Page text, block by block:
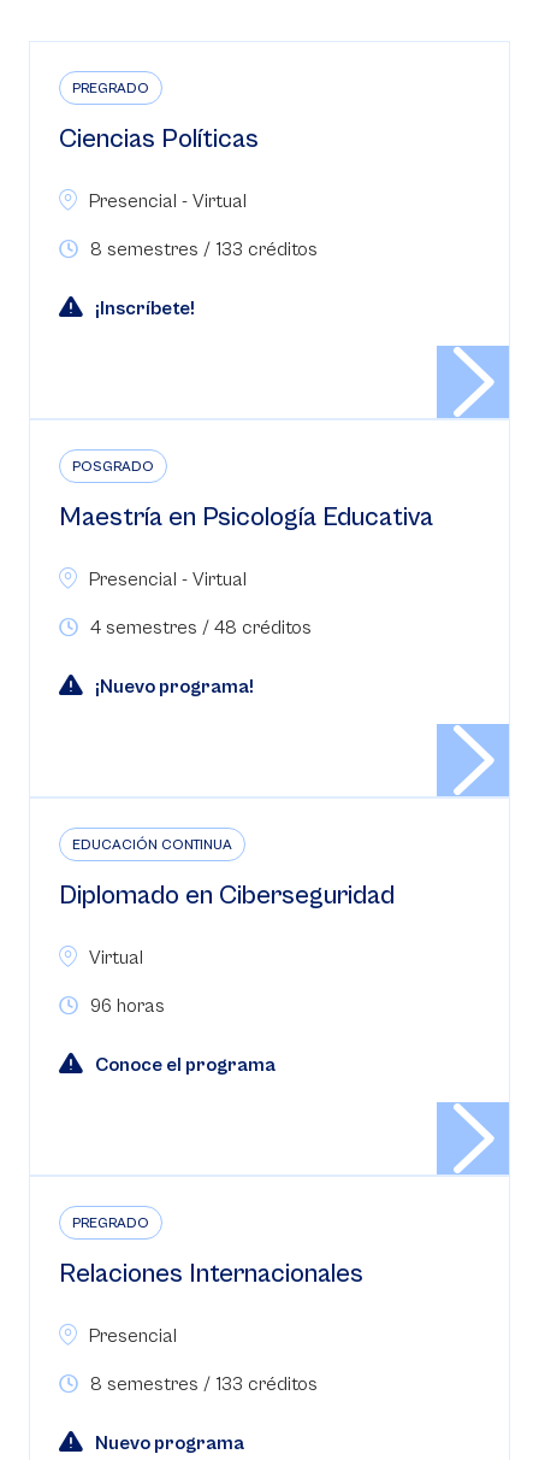
PREGRADO
Ciencias Políticas
Presencial - Virtual
8 semestres / 133 créditos
¡Inscríbete!
POSGRADO
Maestría en Psicología Educativa
Presencial - Virtual
4 semestres / 48 créditos
¡Nuevo programa!
EDUCACIÓN CONTINUA
Diplomado en Ciberseguridad
Virtual
96 horas
Conoce el programa
PREGRADO
Relaciones Internacionales
Presencial
8 semestres / 133 créditos
Nuevo programa